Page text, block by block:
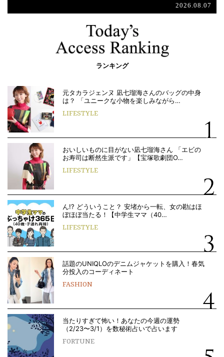
2026.08.07
ランキング
元タカラジェンヌ 凪七瑠海さんのバッグの中身
は？ 「ユニークな小物を楽しみながら…
LIFESTYLE
おいしいものに目がない凪七瑠海さん 「エビの
お寿司は断然生派です」【宝塚歌劇団O…
LIFESTYLE
ん!? どういうこと？ 安堵から一転、女の勘はほ
ぼほぼ当たる！【中学生ママ（40…
LIFESTYLE
話題のUNIQLOのデニムジャケットを購入！春気
分投入のコーディネート
FASHION
当たりすぎて怖い！あなたの今週の運勢
（2/23〜3/1）を数秘術占いで占います
FORTUNE